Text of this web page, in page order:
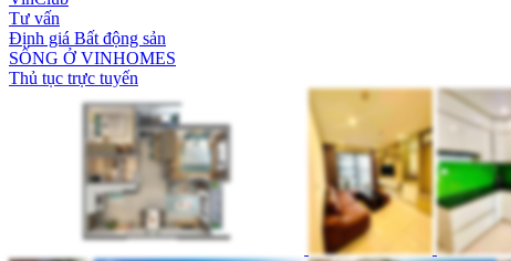
Tư vấn
Định giá Bất động sản
SỐNG Ở VINHOMES
Thủ tục trực tuyến